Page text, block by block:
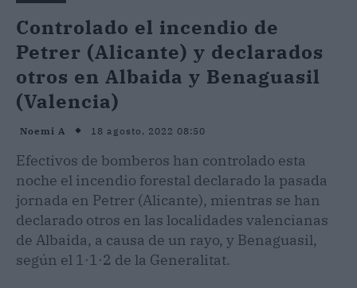
Controlado el incendio de
Petrer (Alicante) y declarados
otros en Albaida y Benaguasil
(Valencia)
Noemi A 18 agosto, 2022 08:50
Efectivos de bomberos han controlado esta
noche el incendio forestal declarado la pasada
jornada en Petrer (Alicante), mientras se han
declarado otros en las localidades valencianas
de Albaida, a causa de un rayo, y Benaguasil,
según el 1·1·2 de la Generalitat.